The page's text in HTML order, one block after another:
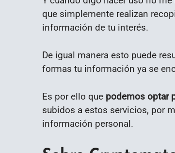
que simplemente realizan
información de tu interés.
De igual manera esto puede
formas tu información ya se
Es por ello que podemos optar
subidos a estos servicios, por
información personal.